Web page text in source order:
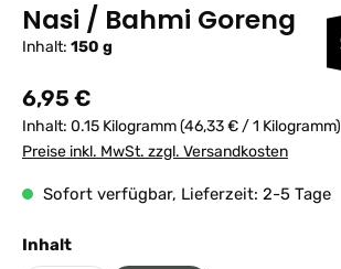
Nasi / Bahmi Goreng
Inhalt: 150 g
Regulärer Preis:
6,95 €
Inhalt: 0.15 Kilogramm(46,33 € / 1 Kilogramm)
Preise inkl. MwSt. zzgl. Versandkosten
Sofort verfügbar, Lieferzeit: 2-5 Tage
Inhaltauswählen